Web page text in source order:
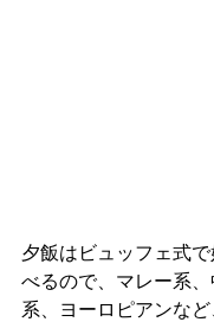
夕飯はビュッフェ式
べるので、マレー系
系、ヨーロピアンな